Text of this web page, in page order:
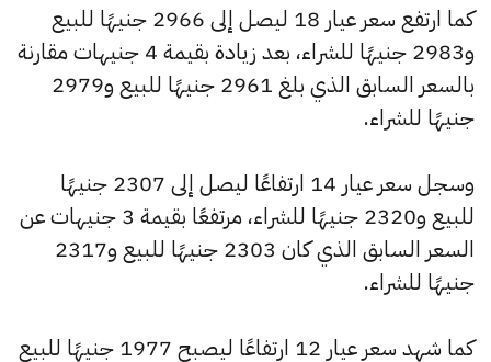
كما ارتفع سعر عيار 18 ليصل إلى 2966 جنيهًا للبيع
و2983 جنيهًا للشراء، بعد زيادة بقيمة 4 جنيهات مقارنة
بالسعر السابق الذي بلغ 2961 جنيهًا للبيع و2979
جنيهًا للشراء.
وسجل سعر عيار 14 ارتفاعًا ليصل إلى 2307 جنيهًا
للبيع و2320 جنيهًا للشراء، مرتفعًا بقيمة 3 جنيهات عن
السعر السابق الذي كان 2303 جنيهًا للبيع و2317
جنيهًا للشراء.
كما شهد سعر عيار 12 ارتفاعًا ليصبح 1977 جنيهًا للبيع